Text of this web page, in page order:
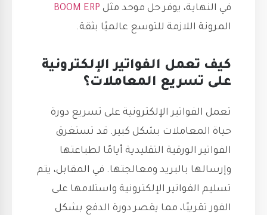
في النهاية، يوفر حل موحد مثل BOOM ERP
المرونة اللازمة للتوسع عالميًا بثقة.
كيف تعمل الفواتير الإلكترونية
على تسريع المعاملات؟
تعمل الفواتير الإلكترونية على تسريع دورة
حياة المعاملات بشكل كبير. قد تستغرق
الفواتير الورقية التقليدية أيامًا لطباعتها
وإرسالها بالبريد ومعالجتها. في المقابل، يتم
تسليم الفواتير الإلكترونية واستلامها على
الفور تقريبًا، مما يقصر دورة الدفع بشكل